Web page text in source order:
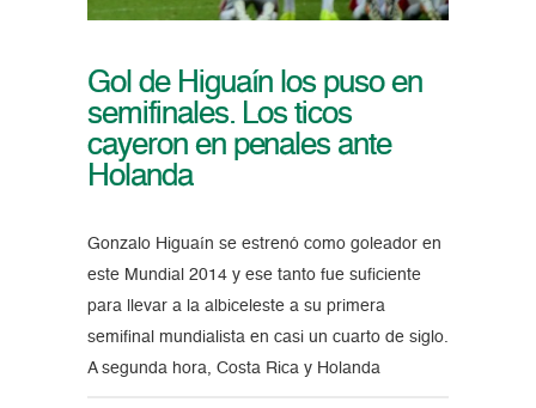
Gol de Higuaín los puso en
semifinales. Los ticos
cayeron en penales ante
Holanda
Gonzalo Higuaín se estrenó como goleador en
este Mundial 2014 y ese tanto fue suficiente
para llevar a la albiceleste a su primera
semifinal mundialista en casi un cuarto de siglo.
A segunda hora, Costa Rica y Holanda